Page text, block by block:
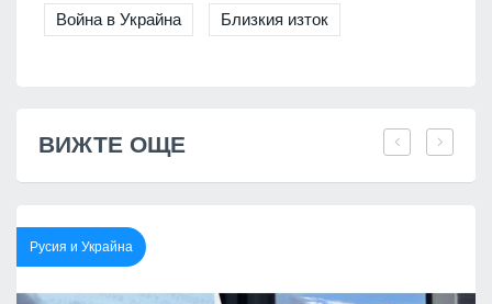
Война в Украйна Близкия изток
ВИЖТЕ ОЩЕ
Русия и Украйна